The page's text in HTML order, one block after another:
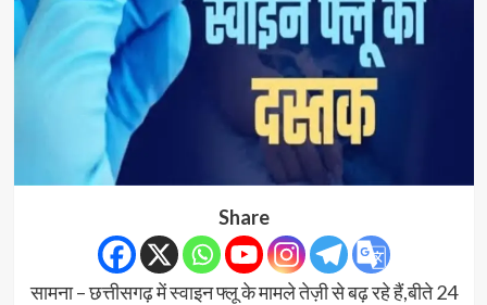
Share
सामना – छत्तीसगढ़ में स्वाइन फ्लू के मामले तेज़ी से बढ़ रहे हैं,बीते 24